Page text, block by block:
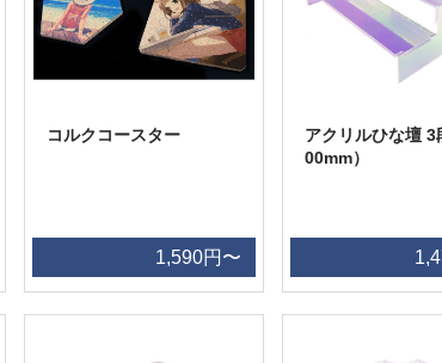
コルクコースター
1,590円〜
アクリルひな壇 3
00mm）